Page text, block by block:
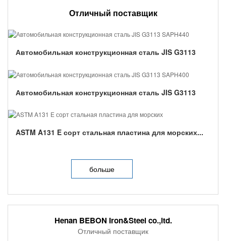
Отличный поставщик
Автомобильная конструкционная сталь JIS G3113
Автомобильная конструкционная сталь JIS G3113
ASTM A131 E сорт стальная пластина для морских...
больше
Henan BEBON Iron&Steel co.,ltd.
Отличный поставщик